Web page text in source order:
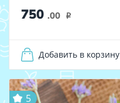
750 .00 i
Добавить в корзину
5